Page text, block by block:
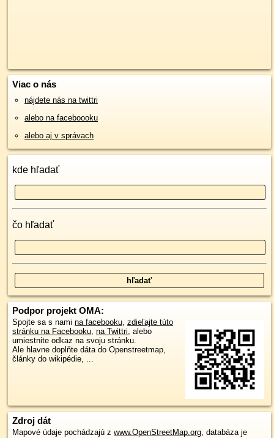
Viac o nás
nájdete nás na twittri
alebo na faceboooku
alebo aj v správach
kde hľadať
čo hľadať
Podpor projekt OMA:
Spojte sa s nami na facebooku, zdieľajte túto
stránku na Facebooku, na Twittri, alebo
umiestnite odkaz na svoju stránku.
Ale hlavne doplňte dáta do Openstreetmap,
články do wikipédie, ...
Zdroj dát
Mapové údaje pochádzajú z www.OpenStreetMap.org, databáza je